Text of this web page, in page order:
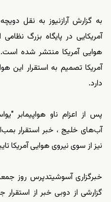
به گزارش آرازنیوز به نقل
آمریکایی در پایگاه بزرگ
هوایی آمریکا منتشر شده
آمریکا تصمیم به استقرار این
دارد.
پس از اعزام ناو هواپیمابر
نیز از سوی نیروی هوایی آمریکا